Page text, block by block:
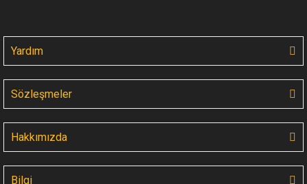
Yardım
Sözleşmeler
Hakkımızda
Bilgi